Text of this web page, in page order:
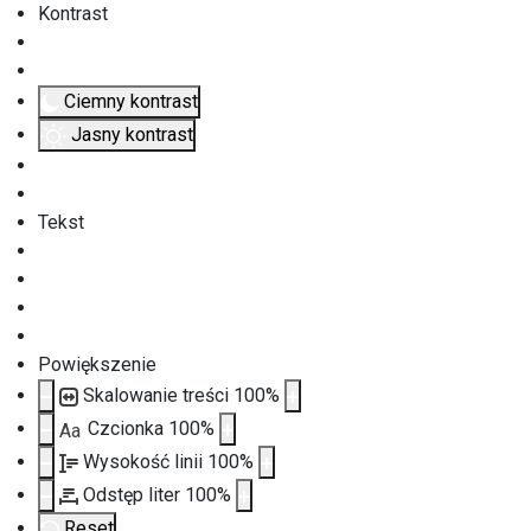
Kontrast
Ciemny kontrast
Jasny kontrast
Tekst
Powiększenie
Skalowanie treści 100%
Aa Czcionka 100%
Wysokość linii 100%
Odstęp liter 100%